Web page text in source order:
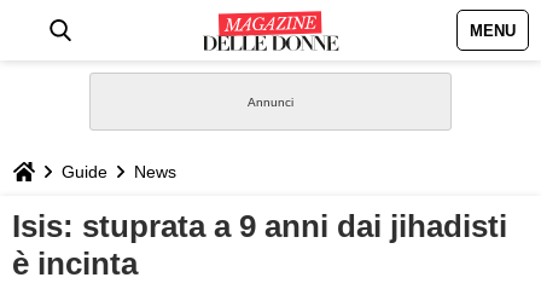
MENU
STILE
BIOGRAFIE
Guide News
Isis: stuprata a 9 anni dai jihadisti
è incinta